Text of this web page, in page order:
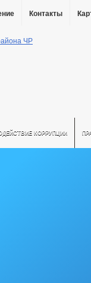
Контакты
КОРРУПЦИИ